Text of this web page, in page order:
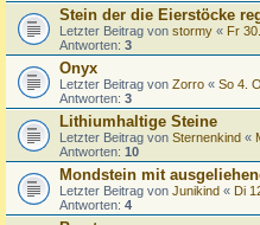
Stein der die Eierstöcke
Letzter Beitrag von stormy « Fr
Antworten: 3
Onyx
Letzter Beitrag von Zorro « So 4.
Antworten: 3
Lithiumhaltige Steine
Letzter Beitrag von Sternenkind «
Antworten: 10
Mondstein mit
Letzter Beitrag von Junikind « Di
Antworten: 4